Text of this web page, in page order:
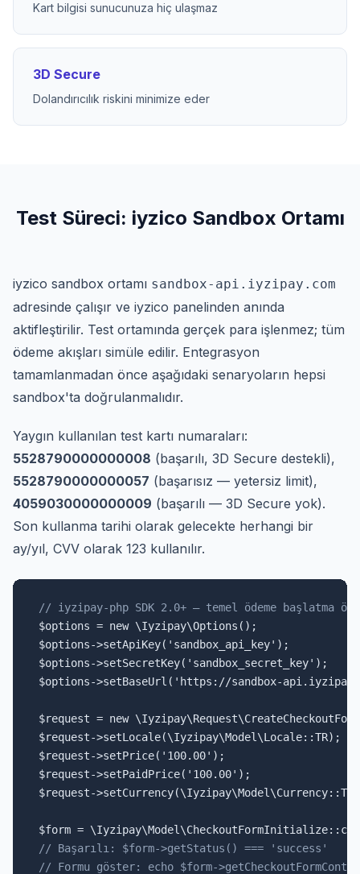
Kart bilgisi sunucunuza hiç ulaşmaz
3D Secure
Dolandırıcılık riskini minimize eder
Test Süreci: iyzico Sandbox Ortamı
iyzico sandbox ortamı sandbox-api.iyzipay.com
adresinde çalışır ve iyzico panelinden anında
aktifleştirilir. Test ortamında gerçek para işlenmez; tüm
ödeme akışları simüle edilir. Entegrasyon
tamamlanmadan önce aşağıdaki senaryoların hepsi
sandbox'ta doğrulanmalıdır.
Yaygın kullanılan test kartı numaraları:
5528790000000008 (başarılı, 3D Secure destekli),
5528790000000057 (başarısız — yetersiz limit),
4059030000000009 (başarılı — 3D Secure yok).
Son kullanma tarihi olarak gelecekte herhangi bir
ay/yıl, CVV olarak 123 kullanılır.
// iyzipay-php SDK 2.0+ — temel ödeme başlatma
$options = new \Iyzipay\Options();
$options->setApiKey('sandbox_api_key');
$options->setSecretKey('sandbox_secret_key');
$options->setBaseUrl('https://sandbox-
$request = new
$request->setLocale(\Iyzipay\Model\Locale::TR);
$request->setPrice('100.00');
$request->setPaidPrice('100.00');
$request-
// Başarılı: $form->getStatus() === 'success'
// Formu göster: echo $form-